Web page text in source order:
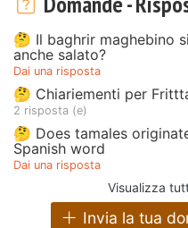
🤔 Il baghrir maghebino
anche salato?
Dai una risposta
🤔 Chiariementi per
2 risposta (e)
🤔 Does tamales
Spanish word
Dai una risposta
Visualizza
Invia la tua